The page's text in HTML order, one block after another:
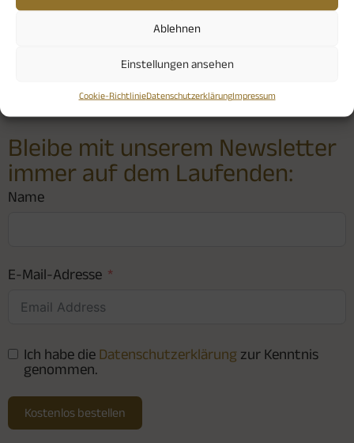
Ablehnen
Einstellungen ansehen
Cookie-RichtlinieDatenschutzerklärungImpressum
Bleibe mit unserem Newsletter
immer auf dem Laufenden:
Name
E-Mail-Adresse
Ich habe die Datenschutzerklärung zur Kenntnis
genommen.
Kostenlos bestellen